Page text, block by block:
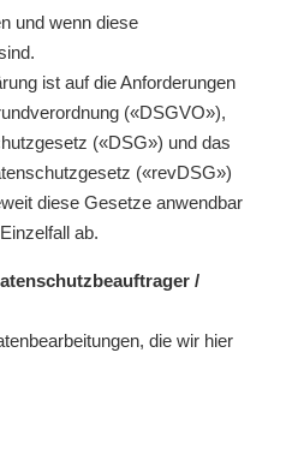
und wenn diese
ist auf die Anforderungen
(«DSGVO»),
(«DSG») und das
(«revDSG»)
diese Gesetze anwendbar
ab.
/
die wir hier